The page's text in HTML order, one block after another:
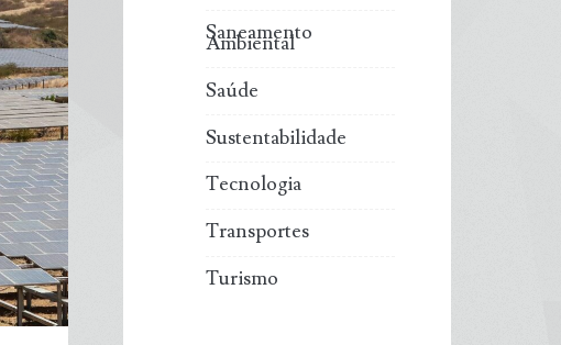
Saneamento
Ambiental
Saúde
Sustentabilidade
Tecnologia
Transportes
Turismo